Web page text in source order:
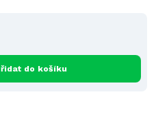
do košíku